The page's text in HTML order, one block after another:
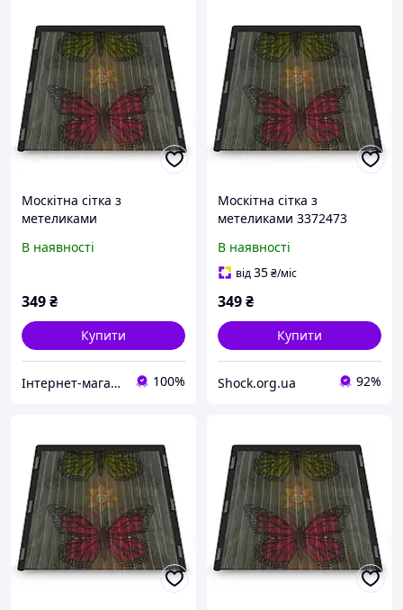
Москітна сітка з
метеликами
В наявності
349₴
Купити
Інтернет-магазин "Дешевле Нет" 100%
Москітна сітка з
метеликами 3372473
В наявності
від35₴/міс
349₴
Купити
Shock.org.ua 92%